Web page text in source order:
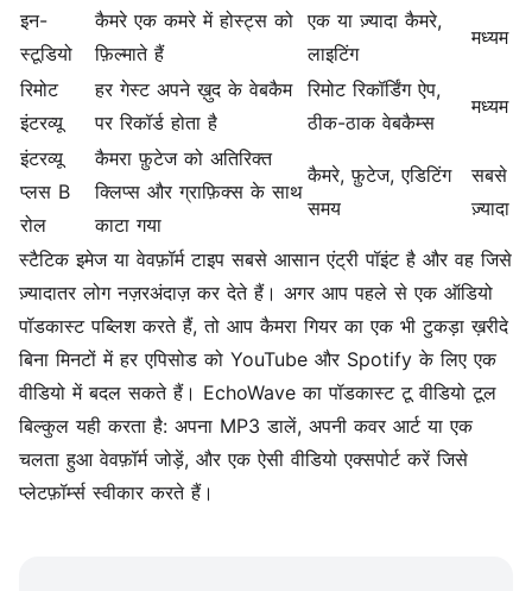
इन-
स्टूडियो
कैमरे एक कमरे में होस्ट्स को
फ़िल्माते हैं
एक या ज़्यादा कैमरे,
लाइटिंग
मध्यम
रिमोट
इंटरव्यू
हर गेस्ट अपने ख़ुद के वेबकैम
पर रिकॉर्ड होता है
रिमोट रिकॉर्डिंग ऐप,
ठीक-ठाक वेबकैम्स
मध्यम
इंटरव्यू
प्लस B
रोल
कैमरा फ़ुटेज को अतिरिक्त
क्लिप्स और ग्राफ़िक्स के साथ
काटा गया
कैमरे, फ़ुटेज, एडिटिंग
समय
सबसे
ज़्यादा
स्टैटिक इमेज या वेवफ़ॉर्म टाइप सबसे आसान एंट्री पॉइंट है और वह जिसे
ज़्यादातर लोग नज़रअंदाज़ कर देते हैं। अगर आप पहले से एक ऑडियो
पॉडकास्ट पब्लिश करते हैं, तो आप कैमरा गियर का एक भी टुकड़ा ख़रीदे
बिना मिनटों में हर एपिसोड को YouTube और Spotify के लिए एक
वीडियो में बदल सकते हैं। EchoWave कापॉडकास्ट टू वीडियो टूल
बिल्कुल यही करता है: अपना MP3 डालें, अपनी कवर आर्ट या एक
चलता हुआ वेवफ़ॉर्म जोड़ें, और एक ऐसी वीडियो एक्सपोर्ट करें जिसे
प्लेटफ़ॉर्म्स स्वीकार करते हैं।